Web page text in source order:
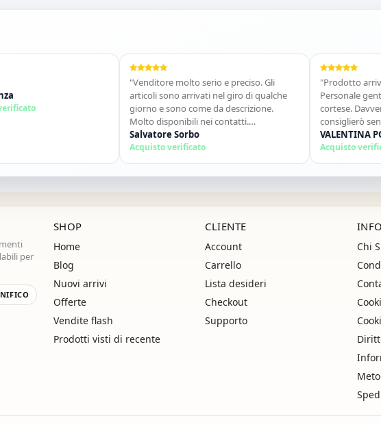
UNO SCONTO DEL 10%
"Venditore molto serio e preciso. Gli
articoli sono arrivati nel giro di qualche
giorno e sono come da descrizione.
Molto disponibili nei contatti.
Consigliato."
Salvatore Sorbo
Acquisto verificato
"Prodotto arrivato
Personale gentile
cortese. Davvero
consiglierò
ancora!"
VALENTINA
Acquisto verificato
per
SHOP
Home
Blog
Nuovi arrivi
Offerte
Vendite flash
Prodotti visti di recente
CLIENTE
Account
Carrello
Lista desideri
Checkout
Supporto
Chi